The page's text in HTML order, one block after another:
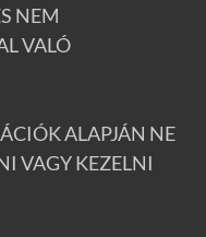
NEM
VALÓ
ALAPJÁN NE
VAGY KEZELNI